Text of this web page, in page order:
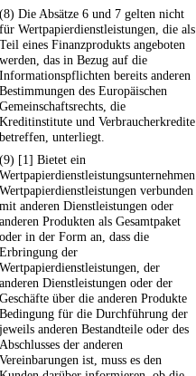
(8) Die Absätze 6 und 7 gelten nicht
für Wertpapierdienstleistungen, die als
Teil eines Finanzprodukts angeboten
werden, das in Bezug auf die
Informationspflichten bereits anderen
Bestimmungen des Europäischen
Gemeinschaftsrechts, die
Kreditinstitute und Verbraucherkredite
betreffen, unterliegt.
(9) [1] Bietet ein
Wertpapierdienstleistungsunternehmen
Wertpapierdienstleistungen verbunden
mit anderen Dienstleistungen oder
anderen Produkten als Gesamtpaket
oder in der Form an, dass die
Erbringung der
Wertpapierdienstleistungen, der
anderen Dienstleistungen oder der
Geschäfte über die anderen Produkte
Bedingung für die Durchführung der
jeweils anderen Bestandteile oder des
Abschlusses der anderen
Vereinbarungen ist, muss es den